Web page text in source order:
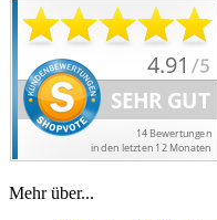
Mehr über...